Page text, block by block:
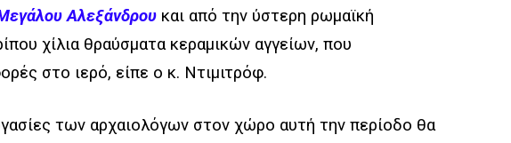
Αλεξάνδρου και από την ύστερη ρωμαϊκή
χίλια θραύσματα κεραμικών αγγείων, που
στο ιερό, είπε ο κ. Ντιμιτρόφ.
των αρχαιολόγων στον χώρο αυτή την περίοδο θα